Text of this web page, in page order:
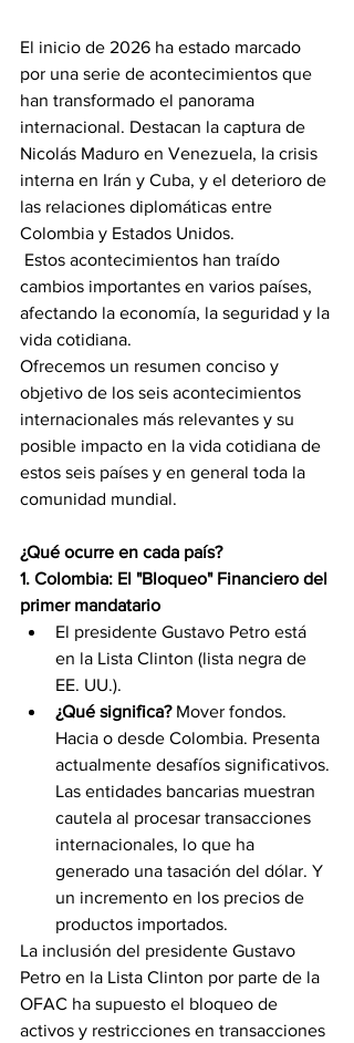
El inicio de 2026 ha estado marcado
por una serie de acontecimientos que
han transformado el panorama
internacional. Destacan la captura de
Nicolás Maduro en Venezuela, la crisis
interna en Irán y Cuba, y el deterioro de
las relaciones diplomáticas entre
Colombia y Estados Unidos.
Estos acontecimientos han traído
cambios importantes en varios países,
afectando la economía, la seguridad y la
vida cotidiana.
Ofrecemos un resumen conciso y
objetivo de los seis acontecimientos
internacionales más relevantes y su
posible impacto en la vida cotidiana de
estos seis países y en general toda la
comunidad mundial.
¿Qué ocurre en cada país?
1. Colombia: El "Bloqueo" Financiero del
primer mandatario
El presidente Gustavo Petro está
en la Lista Clinton (lista negra de
EE. UU.).
¿Qué significa? Mover fondos.
Hacia o desde Colombia. Presenta
actualmente desafíos significativos.
Las entidades bancarias muestran
cautela al procesar transacciones
internacionales, lo que ha
generado una tasación del dólar. Y
un incremento en los precios de
productos importados.
La inclusión del presidente Gustavo
Petro en la Lista Clinton por parte de la
OFAC ha supuesto el bloqueo de
activos y restricciones en transacciones